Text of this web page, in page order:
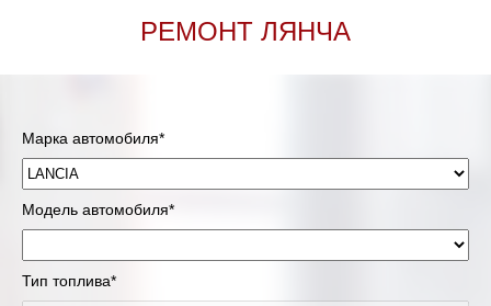
РЕМОНТ ЛЯНЧА
Марка автомобиля*
Модель автомобиля*
Тип топлива*